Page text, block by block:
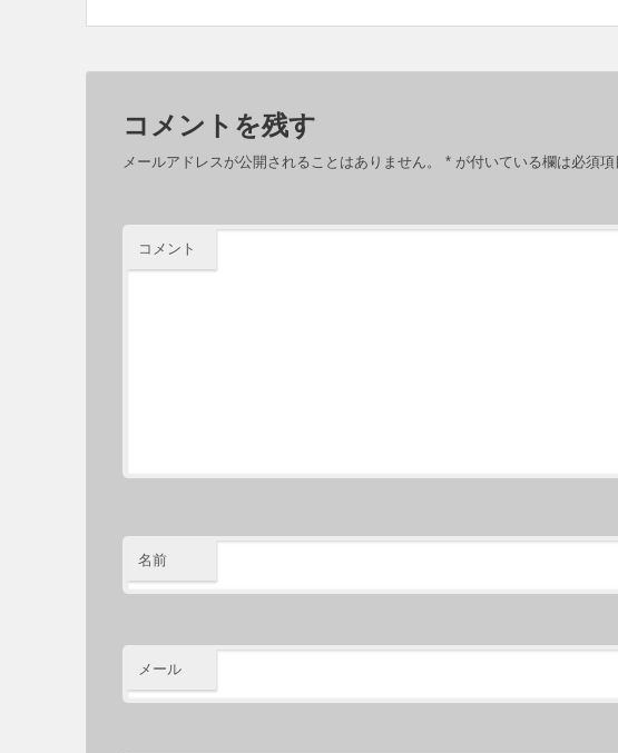
コメントを残す
メールアドレスが公開されることはありません。 * が付いている欄は必須項
コメント
名前
メール